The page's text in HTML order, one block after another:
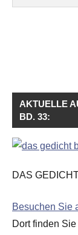
AKTUELLE
BD. 33:
DAS
Besuchen Sie
Dort finden